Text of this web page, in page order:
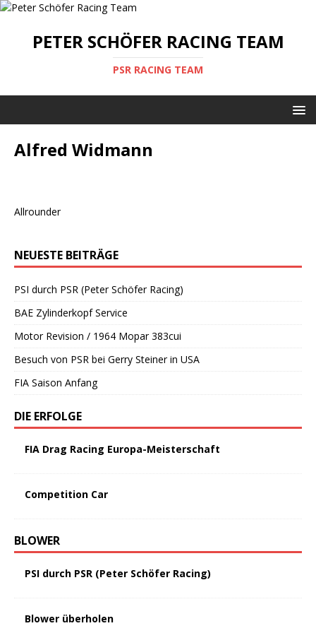
PETER SCHÖFER RACING TEAM
PSR RACING TEAM
Alfred Widmann
Allrounder
NEUESTE BEITRÄGE
PSI durch PSR (Peter Schöfer Racing)
BAE Zylinderkopf Service
Motor Revision / 1964 Mopar 383cui
Besuch von PSR bei Gerry Steiner in USA
FIA Saison Anfang
DIE ERFOLGE
FIA Drag Racing Europa-Meisterschaft
Competition Car
BLOWER
PSI durch PSR (Peter Schöfer Racing)
Blower überholen